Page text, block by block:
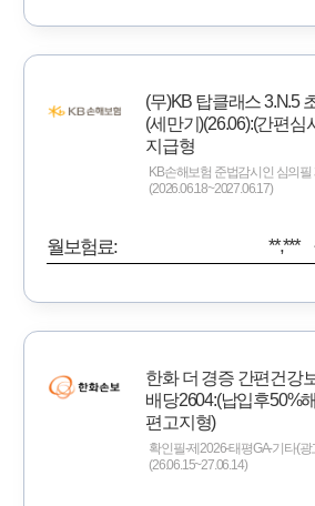
(무)KB 탑클래스 3.N.5
(세만기)(26.06):(간편심
지급형
KB손해보험 준법감시인 심의필
(2026.06.18~2027.06.17)
월보험료: **,***
한화 더 경증 간편건강
배당2604:(납입후50%
편고지형)
확인필-제2026-태평GA-기타(
(26.06.15~27.06.14)